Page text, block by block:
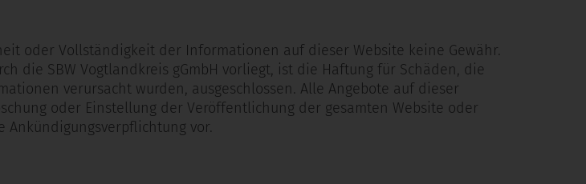
oder Vollständigkeit der Informationen auf dieser Website keine Gewähr.
die SBW Vogtlandkreis gGmbH vorliegt, ist die Haftung für Schäden, die
verursacht wurden, ausgeschlossen. Alle Angebote auf dieser
oder Einstellung der Veröffentlichung der gesamten Website oder
Ankündigungsverpflichtung vor.